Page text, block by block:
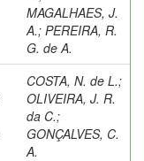
MAGALHAES, J.
A.; PEREIRA, R.
G. de A.
COSTA, N. de L.;
OLIVEIRA, J. R.
da C.;
GONÇALVES, C.
A.